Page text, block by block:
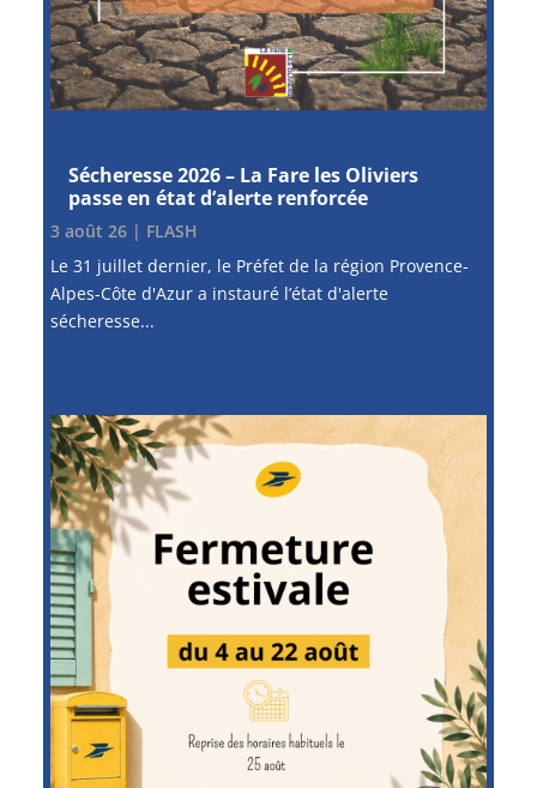
Sécheresse 2026 – La Fare les Oliviers
passe en état d’alerte renforcée
3 août 26| FLASH
Le 31 juillet dernier, le Préfet de la région Provence-
Alpes-Côte d'Azur a instauré l’état d'alerte
sécheresse...